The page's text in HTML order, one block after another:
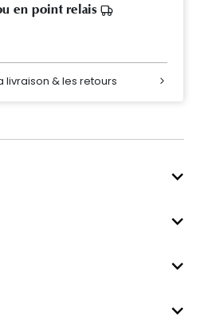
en point relais
livraison & les retours